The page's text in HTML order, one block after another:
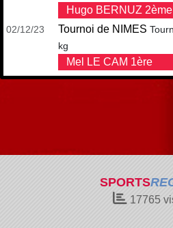
Hugo BERNUZ 2ème
02/12/23 Tournoi de NIMES
kg
Mel LE CAM 1ère
SPORTS
17765